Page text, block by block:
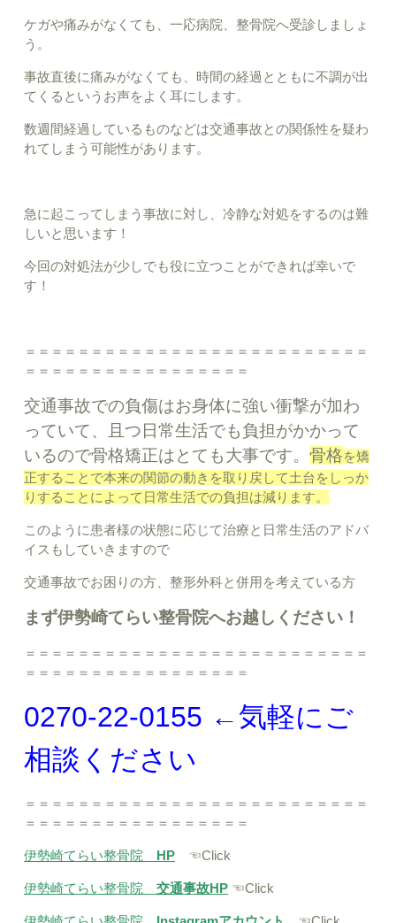
ケガや痛みがなくても、一応病院、整骨院へ受診しましょ
う。
事故直後に痛みがなくても、時間の経過とともに不調が出
てくるというお声をよく耳にします。
数週間経過しているものなどは交通事故との関係性を疑わ
れてしまう可能性があります。
急に起こってしまう事故に対し、冷静な対処をするのは難
しいと思います！
今回の対処法が少しでも役に立つことができれば幸いで
す！
＝＝＝＝＝＝＝＝＝＝＝＝＝＝＝＝＝＝＝＝＝＝＝＝＝＝
＝＝＝＝＝＝＝＝＝＝＝＝＝＝＝＝＝
交通事故での負傷はお身体に強い衝撃が加わ
っていて、且つ日常生活でも負担がかかって
いるので骨格矯正はとても大事です。 骨格を矯
正することで本来の関節の動きを取り戻して土台をしっか
りすることによって日常生活での負担は減ります。
このように患者様の状態に応じて治療と日常生活のアドバ
イスもしていきますので
交通事故でお困りの方、整形外科と併用を考えている方
まず伊勢崎てらい整骨院へお越しください！
＝＝＝＝＝＝＝＝＝＝＝＝＝＝＝＝＝＝＝＝＝＝＝＝＝＝
＝＝＝＝＝＝＝＝＝＝＝＝＝＝＝＝＝
0270-22-0155 ←気軽にご
相談ください
＝＝＝＝＝＝＝＝＝＝＝＝＝＝＝＝＝＝＝＝＝＝＝＝＝＝
＝＝＝＝＝＝＝＝＝＝＝＝＝＝＝＝＝
伊勢崎てらい整骨院 HP ☜Click
伊勢崎てらい整骨院 交通事故HP ☜Click